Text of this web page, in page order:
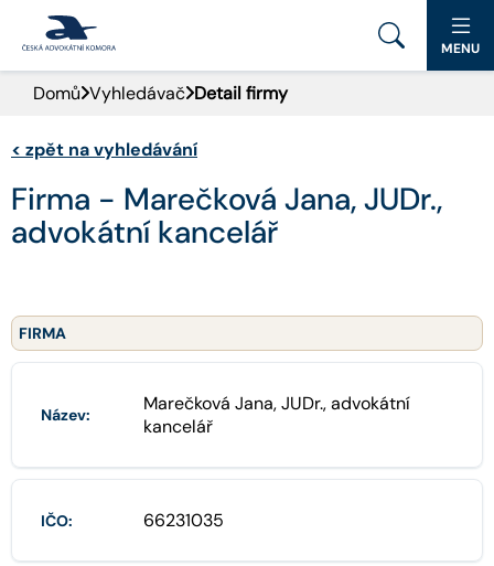
PORTÁL ČAK
DOMŮ
AKTUALITY
PRO VEŘEJNOST
MENU
Domů Vyhledávač Detail firmy
< zpět na vyhledávání
Firma - Marečková Jana, JUDr.,
advokátní kancelář
FIRMA
Název:
Marečková Jana, JUDr., advokátní
kancelář
IČO: 66231035